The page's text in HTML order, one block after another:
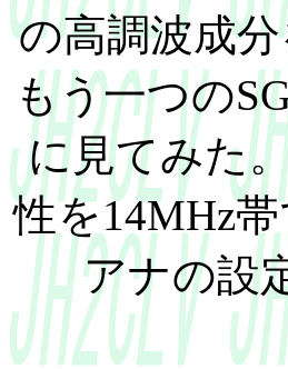
の高調波成
もう一つの
に見てみた
性を14MHz
アナの設